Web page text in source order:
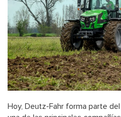
Hoy, Deutz-Fahr forma parte